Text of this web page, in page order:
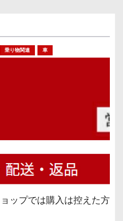
乗り物関連 車
ップでは購入は控えた方